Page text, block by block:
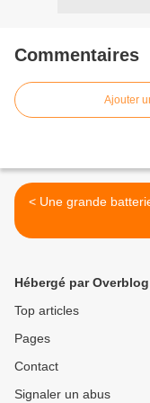
Commentaires
Ajouter
< Une grande
Hébergé par Overblog
Top articles
Pages
Contact
Signaler un abus